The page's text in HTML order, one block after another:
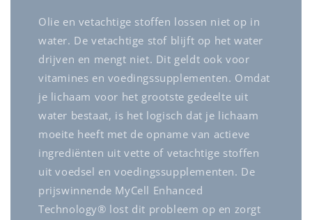
Olie en vetachtige stoffen lossen niet op in
water. De vetachtige stof blijft op het water
drijven en mengt niet. Dit geldt ook voor
vitamines en voedingssupplementen. Omdat
je lichaam voor het grootste gedeelte uit
water bestaat, is het logisch dat je lichaam
moeite heeft met de opname van actieve
ingrediënten uit vette of vetachtige stoffen
uit voedsel en voedingssupplementen. De
prijswinnende MyCell Enhanced
Technology® lost dit probleem op en zorgt